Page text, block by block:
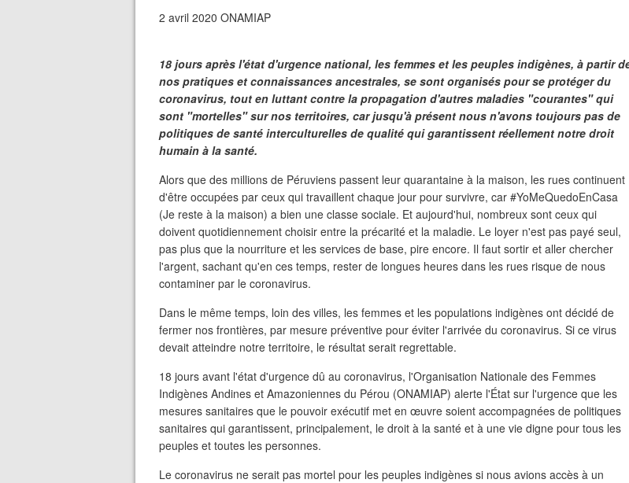
2 avril 2020 ONAMIAP
18 jours après l'état d'urgence national, les femmes et les peuples indigènes, à partir
nos pratiques et connaissances ancestrales, se sont organisés pour se protéger du
coronavirus, tout en luttant contre la propagation d'autres maladies "courantes" qui
sont "mortelles" sur nos territoires, car jusqu'à présent nous n'avons toujours pas de
politiques de santé interculturelles de qualité qui garantissent réellement notre droit
humain à la santé.
Alors que des millions de Péruviens passent leur quarantaine à la maison, les rues continuent
d'être occupées par ceux qui travaillent chaque jour pour survivre, car #YoMeQuedoEnCasa
(Je reste à la maison) a bien une classe sociale. Et aujourd'hui, nombreux sont ceux qui
doivent quotidiennement choisir entre la précarité et la maladie. Le loyer n'est pas payé seul,
pas plus que la nourriture et les services de base, pire encore. Il faut sortir et aller chercher
l'argent, sachant qu'en ces temps, rester de longues heures dans les rues risque de nous
contaminer par le coronavirus.
Dans le même temps, loin des villes, les femmes et les populations indigènes ont décidé de
fermer nos frontières, par mesure préventive pour éviter l'arrivée du coronavirus. Si ce virus
devait atteindre notre territoire, le résultat serait regrettable.
18 jours avant l'état d'urgence dû au coronavirus, l'Organisation Nationale des Femmes
Indigènes Andines et Amazoniennes du Pérou (ONAMIAP) alerte l'État sur l'urgence que les
mesures sanitaires que le pouvoir exécutif met en œuvre soient accompagnées de politiques
sanitaires qui garantissent, principalement, le droit à la santé et à une vie digne pour tous les
peuples et toutes les personnes.
Le coronavirus ne serait pas mortel pour les peuples indigènes si nous avions accès à un